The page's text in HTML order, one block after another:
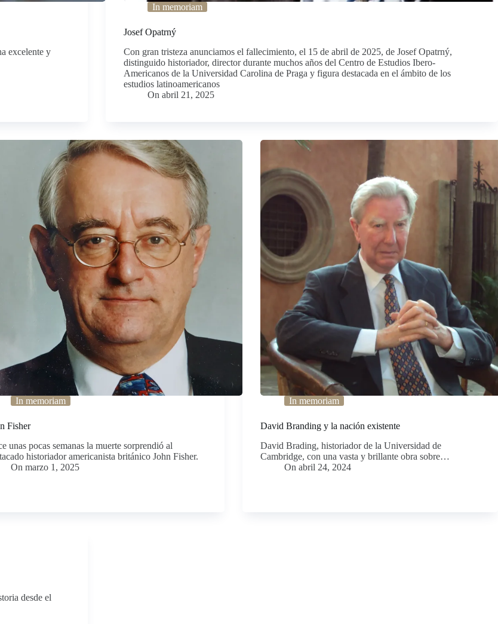
excelente y
In memoriam
Josef Opatrný
Con gran tristeza anunciamos el fallecimiento, el 15 de abril de 2025, de Josef Opatrný,
distinguido historiador, director durante muchos años del Centro de Estudios Ibero-
Americanos de la Universidad Carolina de Praga y figura destacada en el ámbito de los
estudios latinoamericanos
On abril 21, 2025
In memoriam
Fisher
unas pocas semanas la muerte sorprendió al
historiador americanista británico John Fisher.
On marzo 1, 2025
In memoriam
David Branding y la nación existente
David Brading, historiador de la Universidad de
Cambridge, con una vasta y brillante obra sobre…
On abril 24, 2024
desde el